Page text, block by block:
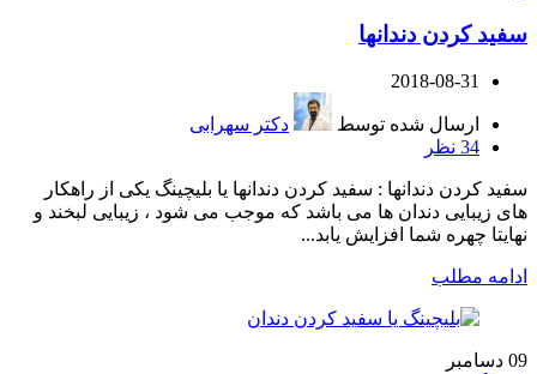
سفید کردن دندانها
2018-08-31
ارسال شده توسط
دکتر سهرابی
34 نظر
سفید کردن دندانها : سفید کردن دندانها یا بلیچینگ یکی از راهکار
های زیبایی دندان ها می باشد که موجب می شود ، زیبایی لبخند و
نهایتا چهره شما افزایش یابد...
ادامه مطلب
09 دسامبر